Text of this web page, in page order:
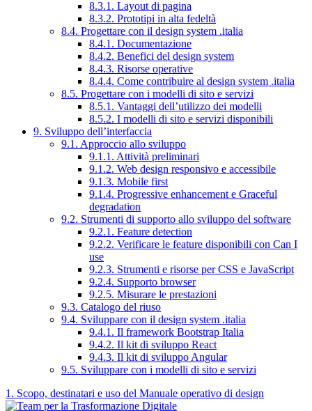
8.3.1. Layout di pagina
8.3.2. Prototipi in alta fedeltà
8.4. Progettare con il design system .italia
8.4.1. Documentazione
8.4.2. Benefici del design system
8.4.3. Risorse operative
8.4.4. Come contribuire al design system .italia
8.5. Progettare con i modelli di sito e servizi
8.5.1. Vantaggi dell’utilizzo dei modelli
8.5.2. I modelli di sito e servizi disponibili
9. Sviluppo dell’interfaccia
9.1. Approccio allo sviluppo
9.1.1. Attività preliminari
9.1.2. Web design responsivo e accessibile
9.1.3. Mobile first
9.1.4. Progressive enhancement e Graceful
degradation
9.2. Strumenti di supporto allo sviluppo del software
9.2.1. Feature detection
9.2.2. Verificare le feature disponibili con Can I
use
9.2.3. Strumenti e risorse per CSS e JavaScript
9.2.4. Supporto browser
9.2.5. Misurare le prestazioni
9.3. Catalogo del riuso
9.4. Sviluppare con il design system .italia
9.4.1. Il framework Bootstrap Italia
9.4.2. Il kit di sviluppo React
9.4.3. Il kit di sviluppo Angular
9.5. Sviluppare con i modelli di sito e servizi
1. Scopo, destinatari e uso del Manuale operativo di design